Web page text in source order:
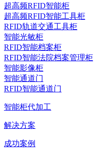
超高频RFID智能柜
超高频RFID智能工具柜
RFID轨道交通工具柜
智能光敏柜
RFID智能档案柜
RFID智能法院档案管理柜
智能影像柜
智能通道门
RFID智能通道门
智能柜代加工
解决方案
成功案例